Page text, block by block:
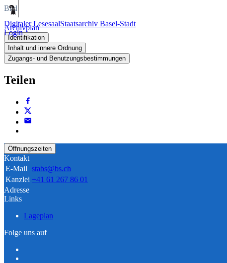
Digitaler LesesaalStaatsarchiv Basel-Stadt
Login
Bild
Archivplan
Identifikation
Inhalt und innere Ordnung
Zugangs- und Benutzungsbestimmungen
Teilen
Öffnungszeiten
Kontakt
E-Mail stabs@bs.ch
Kanzlei +41 61 267 86 01
Adresse
Links
Lageplan
Folge uns auf